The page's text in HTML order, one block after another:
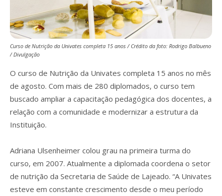
Curso de Nutrição da Univates completa 15 anos / Crédito da foto: Rodrigo Balbueno
/ Divulgação
O curso de Nutrição da Univates completa 15 anos no mês
de agosto. Com mais de 280 diplomados, o curso tem
buscado ampliar a capacitação pedagógica dos docentes, a
relação com a comunidade e modernizar a estrutura da
Instituição.
Adriana Ulsenheimer colou grau na primeira turma do
curso, em 2007. Atualmente a diplomada coordena o setor
de nutrição da Secretaria de Saúde de Lajeado. “A Univates
esteve em constante crescimento desde o meu período